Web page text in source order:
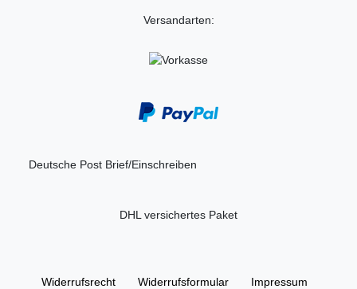
Versandarten:
Deutsche Post Brief/Einschreiben
DHL versichertes Paket
Widerrufs­recht Widerrufs­formular Impressum